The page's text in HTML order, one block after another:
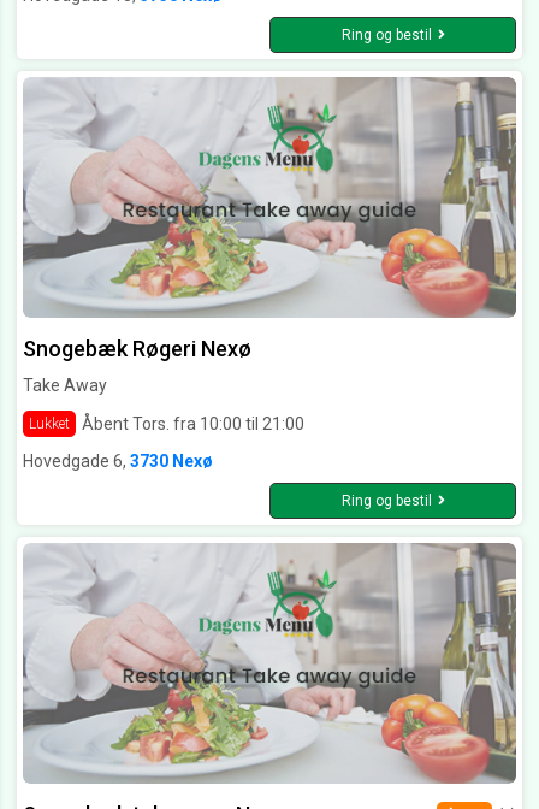
Ring og bestil
Snogebæk Røgeri Nexø
Take Away
Lukket
Åbent Tors. fra 10:00 til 21:00
Hovedgade 6, 3730 Nexø
Ring og bestil